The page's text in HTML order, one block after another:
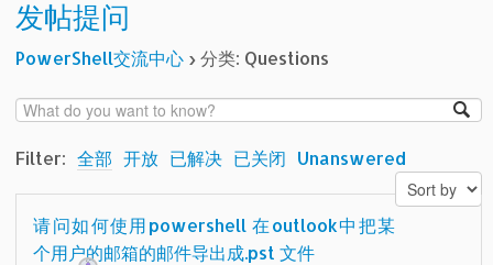
发帖提问
PowerShell交流中心 ›分类: Questions
Filter: 全部 开放 已解决 已关闭 Unanswered
请问如何使用powershell 在outlook中把某
个用户的邮箱的邮件导出成.pst 文件